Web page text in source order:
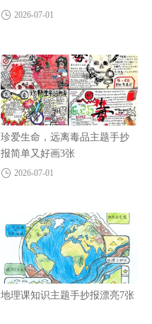
2026-07-01
珍爱生命，远离毒品主题手抄
报简单又好画3张
2026-07-01
地理课知识主题手抄报漂亮7张